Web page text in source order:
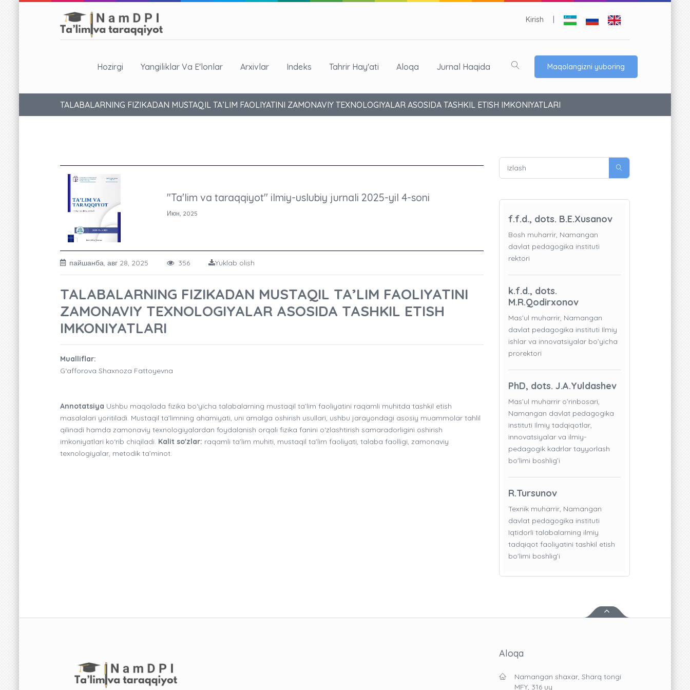
Kirish
Hozirgi Yangiliklar Va E'lonlar Arxivlar Indeks Tahrir Hay'ati Aloqa Jurnal Haqida Maqolangizni yuboring
TALABALARNING FIZIKADAN MUSTAQIL TA’LIM FAOLIYATINI ZAMONAVIY TEXNOLOGIYALAR ASOSIDA TASHKIL ETISH IMKONIYATLARI
"Ta'lim va taraqqiyot" ilmiy-uslubiy jurnali 2025-yil 4-soni
Июн, 2025
пайшанба, авг 28, 2025 356 Yuklab olish
TALABALARNING FIZIKADAN MUSTAQIL TA’LIM FAOLIYATINI
ZAMONAVIY TEXNOLOGIYALAR ASOSIDA TASHKIL ETISH
IMKONIYATLARI
Mualliflar:
G‘afforova Shaxnoza Fattoyevna
Annotatsiya Ushbu maqolada fizika bo‘yicha talabalarning mustaqil ta’lim faoliyatini raqamli muhitda tashkil etish
masalalari yoritiladi. Mustaqil ta’limning ahamiyati, uni amalga oshirish usullari, ushbu jarayondagi asosiy muammolar tahlil
qilinadi hamda zamonaviy texnologiyalardan foydalanish orqali fizika fanini o‘zlashtirish samaradorligini oshirish
imkoniyatlari ko‘rib chiqiladi. Kalit so'zlar: raqamli ta’lim muhiti, mustaqil ta’lim faoliyati, talaba faolligi, zamonaviy
texnologiyalar, metodik ta’minot.
f.f.d., dots. B.E.Xusanov
Bosh muharrir, Namangan
davlat pedagogika instituti
rektori
k.f.d., dots.
M.R.Qodirxonov
Mas’ul muharrir, Namangan
davlat pedagogika instituti Ilmiy
ishlar va innovatsiyalar bo’yicha
prorektori
PhD, dots. J.A.Yuldashev
Mas’ul muharrir o’rinbosari,
Namangan davlat pedagogika
instituti Ilmiy tadqiqotlar,
innovatsiyalar va ilmiy-
pedagogik kadrlar tayyorlash
bo'limi boshlig’i
R.Tursunov
Texnik muharrir, Namangan
davlat pedagogika instituti
Iqtidorli talabalarning ilmiy
tadqiqot faoliyatini tashkil etish
bo'limi boshlig’i
Aloqa
Namangan shaxar, Sharq tongi
MFY, 316 uy